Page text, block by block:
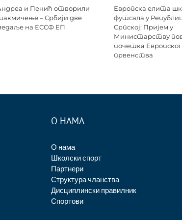
и Пенић отворили
– Србији две
на ЕССФ ЕП
Европска елита
футсала у
Српској: Пријем у
Министарству
почетка Европског
првенства
О НАМА
О нама
Школски спорт
Партнери
Структура чланства
Дисциплински правилник
Спортови